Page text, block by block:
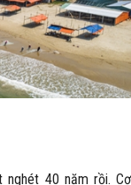
nghét 40 năm rồi. Cơ